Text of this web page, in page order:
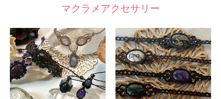
マクラメアクセサリー